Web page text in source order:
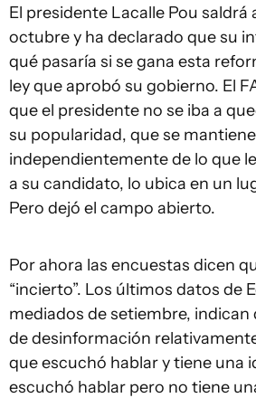
El presidente Lacalle Pou saldrá
octubre y ha declarado que su
qué pasaría si se gana esta
ley que aprobó su gobierno. El
que el presidente no se iba a
su popularidad, que se
independientemente de lo que
a su candidato, lo ubica en un
Pero dejó el campo abierto.
Por ahora las encuestas dicen
“incierto”. Los últimos datos de
mediados de setiembre, indican
de desinformación
que escuchó hablar y tiene una
escuchó hablar pero no tiene